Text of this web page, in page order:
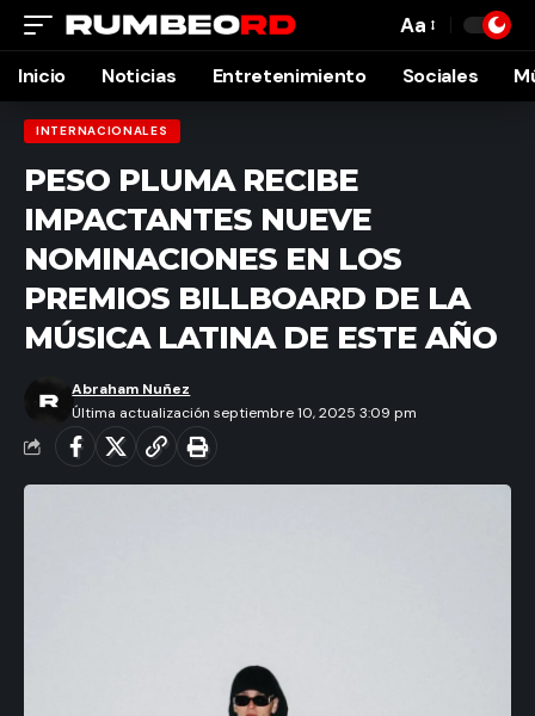
Font
Resizer
Aa
Inicio Noticias Entretenimiento Sociales
INTERNACIONALES
PESO PLUMA RECIBE
IMPACTANTES NUEVE
NOMINACIONES EN LOS
PREMIOS BILLBOARD DE LA
MÚSICA LATINA DE ESTE AÑO
Última actualización septiembre 10, 2025 3:09 pm
Abraham Nuñez